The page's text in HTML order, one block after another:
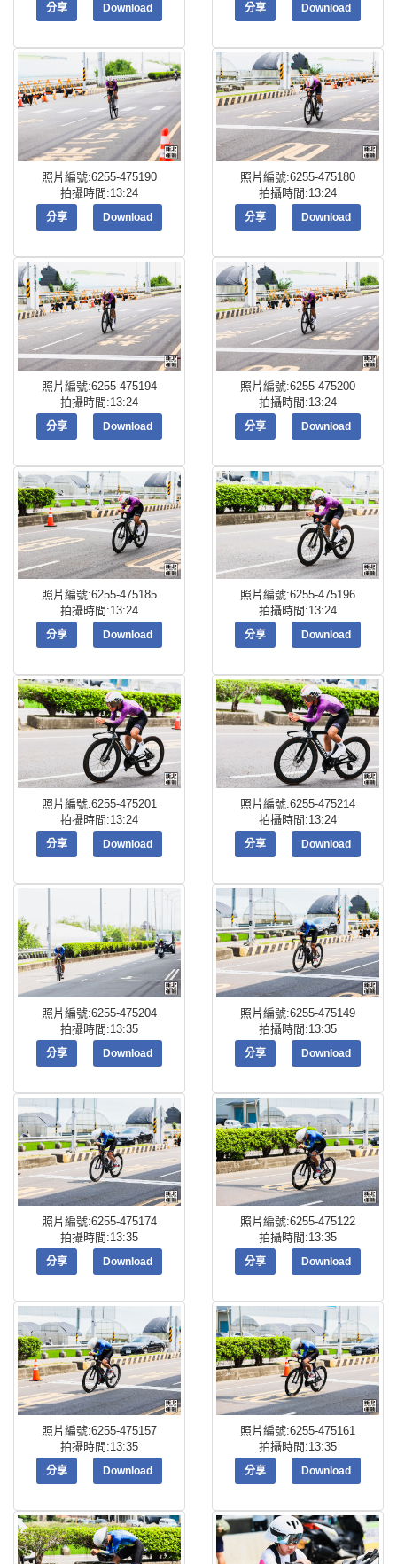
分享 Download 分享 Download
照片編號:6255-475190
拍攝時間:13:24
分享 Download
照片編號:6255-475180
拍攝時間:13:24
分享 Download
照片編號:6255-475194
拍攝時間:13:24
分享 Download
照片編號:6255-475200
拍攝時間:13:24
分享 Download
照片編號:6255-475185
拍攝時間:13:24
分享 Download
照片編號:6255-475196
拍攝時間:13:24
分享 Download
照片編號:6255-475201
拍攝時間:13:24
分享 Download
照片編號:6255-475214
拍攝時間:13:24
分享 Download
照片編號:6255-475204
拍攝時間:13:35
分享 Download
照片編號:6255-475149
拍攝時間:13:35
分享 Download
照片編號:6255-475174
拍攝時間:13:35
分享 Download
照片編號:6255-475122
拍攝時間:13:35
分享 Download
照片編號:6255-475157
拍攝時間:13:35
分享 Download
照片編號:6255-475161
拍攝時間:13:35
分享 Download